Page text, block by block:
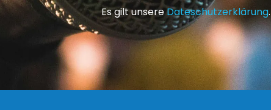
Es gilt unsereDateschutzerklärung.